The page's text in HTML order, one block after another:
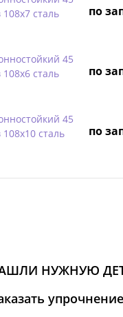
108х7 сталь
по
45
108х6 сталь
по
45
108х10 сталь
по
НУЖНУЮ